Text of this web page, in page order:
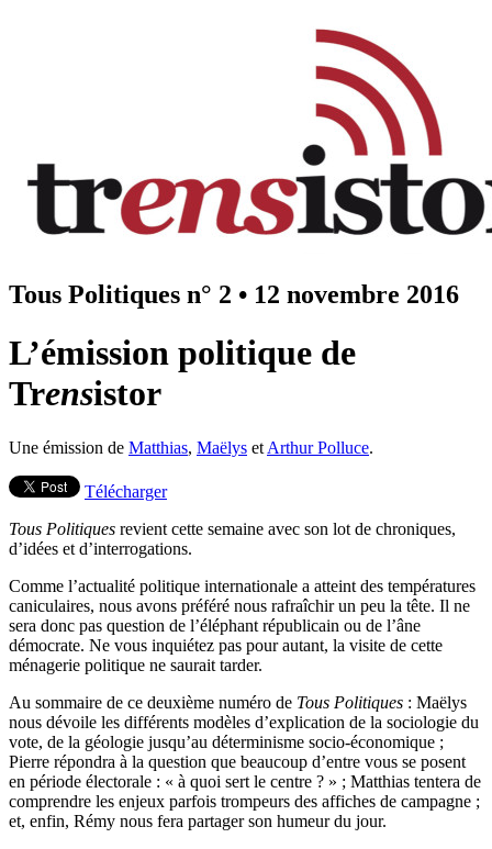
Tous Politiques n° 2 • 12 novembre 2016
L’émission politique de
Trensistor
Une émission de Matthias, Maëlys et Arthur Polluce.
Télécharger
Tous Politiques revient cette semaine avec son lot de chroniques,
d’idées et d’interrogations.
Comme l’actualité politique internationale a atteint des températures
caniculaires, nous avons préféré nous rafraîchir un peu la tête. Il ne
sera donc pas question de l’éléphant républicain ou de l’âne
démocrate. Ne vous inquiétez pas pour autant, la visite de cette
ménagerie politique ne saurait tarder.
Au sommaire de ce deuxième numéro de Tous Politiques : Maëlys
nous dévoile les différents modèles d’explication de la sociologie du
vote, de la géologie jusqu’au déterminisme socio-économique ;
Pierre répondra à la question que beaucoup d’entre vous se posent
en période électorale : « à quoi sert le centre ? » ; Matthias tentera de
comprendre les enjeux parfois trompeurs des affiches de campagne ;
et, enfin, Rémy nous fera partager son humeur du jour.